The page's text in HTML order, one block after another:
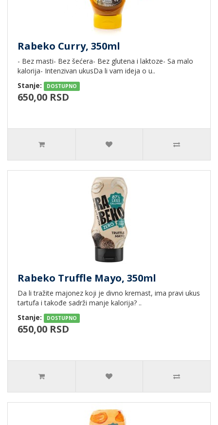
Rabeko Curry, 350ml
- Bez masti- Bez šećera- Bez glutena i laktoze- Sa malo
kalorija- Intenzivan ukusDa li vam ideja o u..
Stanje:
DOSTUPNO
650,00 RSD
Rabeko Truffle Mayo, 350ml
Da li tražite majonez koji je divno kremast, ima pravi ukus
tartufa i takođe sadrži manje kalorija? ..
Stanje:
DOSTUPNO
650,00 RSD